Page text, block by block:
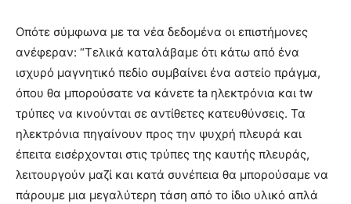
Οπότε σύμφωνα με τα νέα δεδομένα οι επιστήμονες
ανέφεραν: “Τελικά καταλάβαμε ότι κάτω από ένα
ισχυρό μαγνητικό πεδίο συμβαίνει ένα αστείο πράγμα,
όπου θα μπορούσατε να κάνετε ta ηλεκτρόνια και tw
τρύπες να κινούνται σε αντίθετες κατευθύνσεις. Τα
ηλεκτρόνια πηγαίνουν προς την ψυχρή πλευρά και
έπειτα εισέρχονται στις τρύπες της καυτής πλευράς,
λειτουργούν μαζί και κατά συνέπεια θα μπορούσαμε να
πάρουμε μια μεγαλύτερη τάση από το ίδιο υλικό απλά